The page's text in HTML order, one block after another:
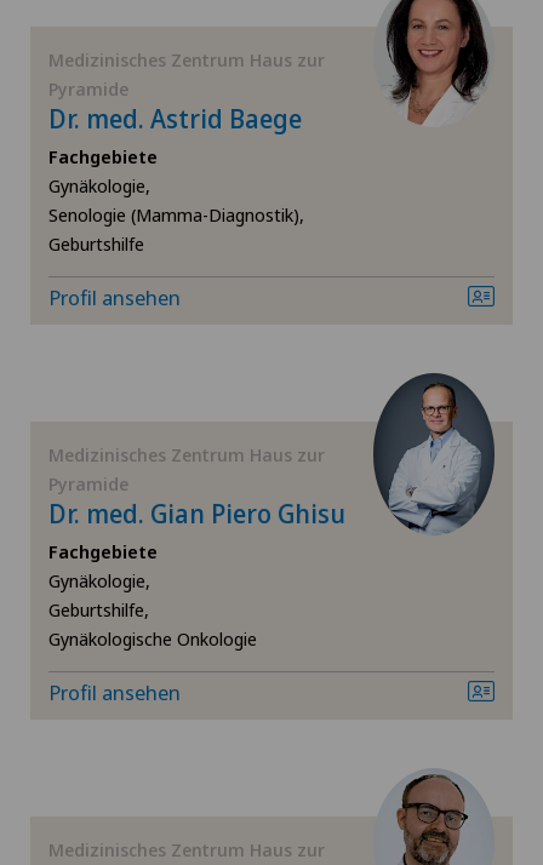
Fuss- und Sprunggelenkchirurgie
Gynäkologie
Gynäkologische Untersuchungen
Hals-Nasen-Ohren-Heilkunde (HNO)
Kniearthrose (Gonarthrose)
Kniearthroskopie
Kniechirurgie
Koloproktologie
Medizinisches Zentrum Haus zur
Pyramide
Dr. med. Astrid Baege
Fachgebiete
Gynäkologie,
Senologie (Mamma-Diagnostik),
Geburtshilfe
Profil ansehen
Medizinisches Zentrum Haus zur
Pyramide
Dr. med. Gian Piero Ghisu
Fachgebiete
Gynäkologie,
Geburtshilfe,
Gynäkologische Onkologie
Profil ansehen
Medizinisches Zentrum Haus zur